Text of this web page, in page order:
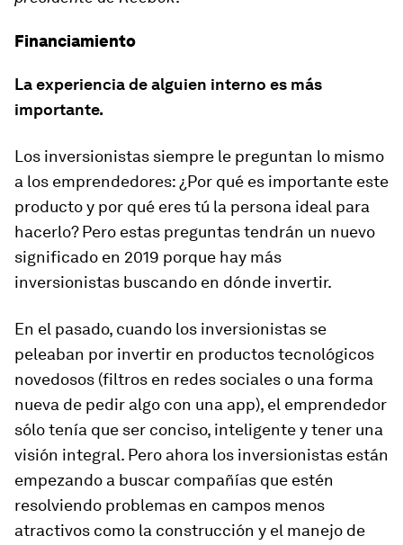
Financiamiento
La experiencia de alguien interno es más
importante.
Los inversionistas siempre le preguntan lo mismo
a los emprendedores: ¿Por qué es importante este
producto y por qué eres tú la persona ideal para
hacerlo? Pero estas preguntas tendrán un nuevo
significado en 2019 porque hay más
inversionistas buscando en dónde invertir.
En el pasado, cuando los inversionistas se
peleaban por invertir en productos tecnológicos
novedosos (filtros en redes sociales o una forma
nueva de pedir algo con una app), el emprendedor
sólo tenía que ser conciso, inteligente y tener una
visión integral. Pero ahora los inversionistas están
empezando a buscar compañías que estén
resolviendo problemas en campos menos
atractivos como la construcción y el manejo de